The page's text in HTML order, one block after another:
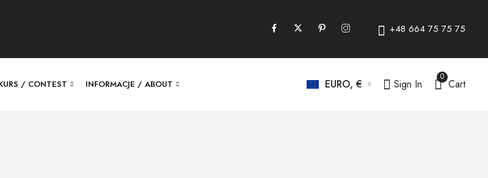
+48 664 75 75 75
/ CONTEST INFORMACJE / ABOUT EURO, € Sign In
0
Cart